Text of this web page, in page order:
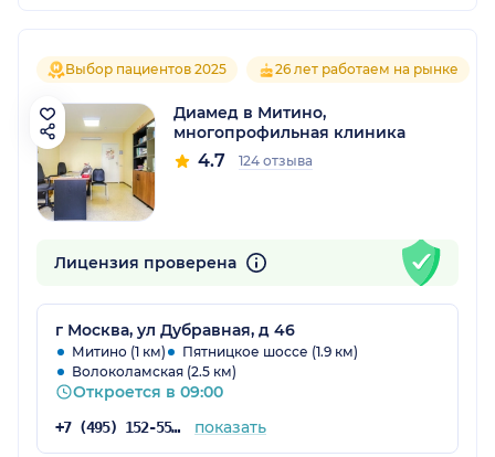
Выбор пациентов 2025 26 лет работаем на рынке
Диамед в Митино,
многопрофильная клиника
4.7 124 отзыва
Лицензия проверена
г Москва, ул Дубравная, д 46
Митино (1 км)
Пятницкое шоссе (1.9 км)
Волоколамская (2.5 км)
Откроется в 09:00
+7 (495) 152-55-92 показать